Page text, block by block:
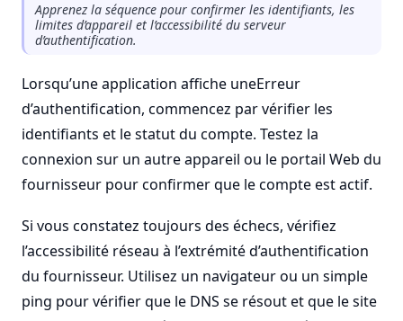
Apprenez la séquence pour confirmer les identifiants, les
limites d’appareil et l’accessibilité du serveur
d’authentification.
Lorsqu’une application affiche uneErreur
d’authentification, commencez par vérifier les
identifiants et le statut du compte. Testez la
connexion sur un autre appareil ou le portail Web du
fournisseur pour confirmer que le compte est actif.
Si vous constatez toujours des échecs, vérifiez
l’accessibilité réseau à l’extrémité d’authentification
du fournisseur. Utilisez un navigateur ou un simple
ping pour vérifier que le DNS se résout et que le site